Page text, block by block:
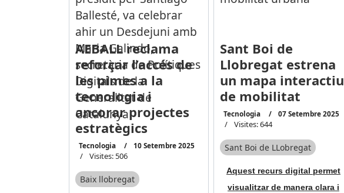
AEBALL reclama
reforçar l’accés de
les pimes a la
tecnologia i
ancorar projectes
estratègics
Tecnologia 10 Setembre 2025
Visites: 506
Baix llobregat
Sant Boi de
Llobregat estrena
un mapa interactiu
de mobilitat
Tecnologia 07 Setembre 2025
Visites: 644
Sant Boi de LLobregat
Aquest recurs digital permet
visualitzar de manera clara i